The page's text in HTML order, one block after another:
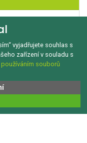
práva vyhrazena.
vyjadřujete souhlas s
zařízení v souladu s
používáním souborů